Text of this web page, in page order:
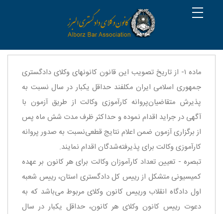
ماده ۱- از تاریخ تصویب این قانون كانونهای وكلای دادگستری
جمهوری اسلامی ایران مكلفند حداقل یكبار در سال نسبت به
پذیرش متقاضیان‌پروانه كارآموزی وكالت از طریق آزمون با
آگهی در جراید اقدام نموده و حداكثر ظرف مدت شش ماه پس
از برگزاری آزمون ضمن اعلام نتایج قطعی‌نسبت به صدور پروانه
كارآموزی وكالت برای پذیرفته‌شدگان اقدام نمایند.
‌تبصره - تعیین تعداد كارآموزان وكالت برای هر كانون بر عهده
كمیسیونی متشكل از رییس كل دادگستری استان، رییس شعبه
اول دادگاه انقلاب و‌رییس كانون وكلای مربوط می‌باشد كه به
دعوت رییس كانون وكلای هر كانون، حداقل یكبار در سال